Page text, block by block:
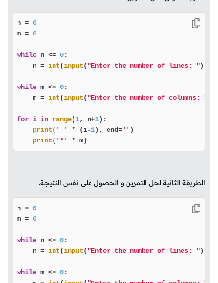
n = 0
m = 0
while n <= 0:
    n =
int(input("Enter the number of lines: "))
while m <= 0:
    m =
int(input("Enter the number of columns: "
for i in range(1, n+1):
print( ' ' * (i-1), end='' )
print( '*' * m)
الطريقة الثانية لحل التمرين و الحصول على نفس النتيجة.
n = 0
m = 0
while n <= 0:
    n =
int(input("Enter the number of lines: "))
while m <= 0: